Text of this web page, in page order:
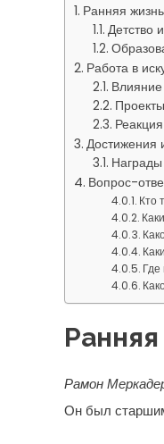
Ранняя жизнь
Детство
Работа в
Достижения
Вопрос-
Кто
Рамон
Он был